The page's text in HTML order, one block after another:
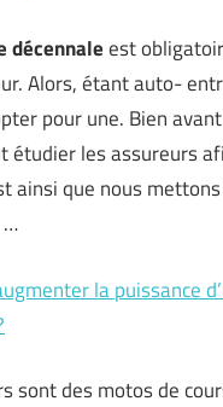
décennaleest
Alors, étant auto-
pour une. Bien avant
étudier les assureurs
ainsi que nous
…
la puissance
sont des motos de